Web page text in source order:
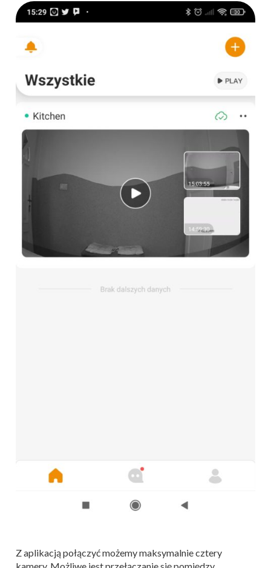
Z aplikacją połączyć możemy maksymalnie cztery